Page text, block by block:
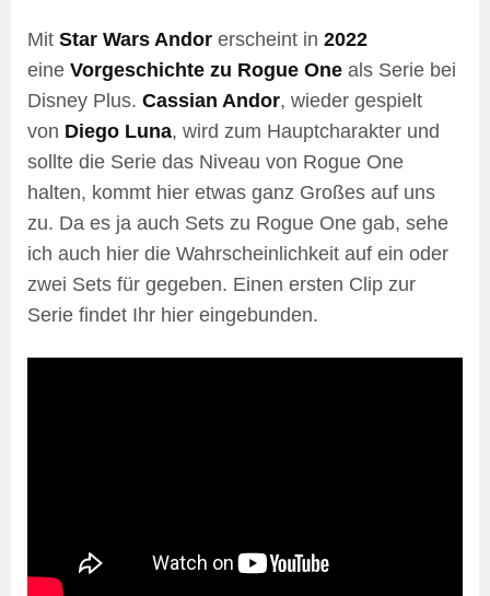
Mit Star Wars Andor erscheint in 2022
eine Vorgeschichte zu Rogue One als Serie bei
Disney Plus. Cassian Andor, wieder gespielt
von Diego Luna, wird zum Hauptcharakter und
sollte die Serie das Niveau von Rogue One
halten, kommt hier etwas ganz Großes auf uns
zu. Da es ja auch Sets zu Rogue One gab, sehe
ich auch hier die Wahrscheinlichkeit auf ein oder
zwei Sets für gegeben. Einen ersten Clip zur
Serie findet Ihr hier eingebunden.